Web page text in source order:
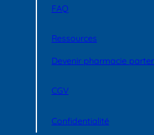
FAQ
Ressources
Devenir pharmacie
CGV
Confidentialité